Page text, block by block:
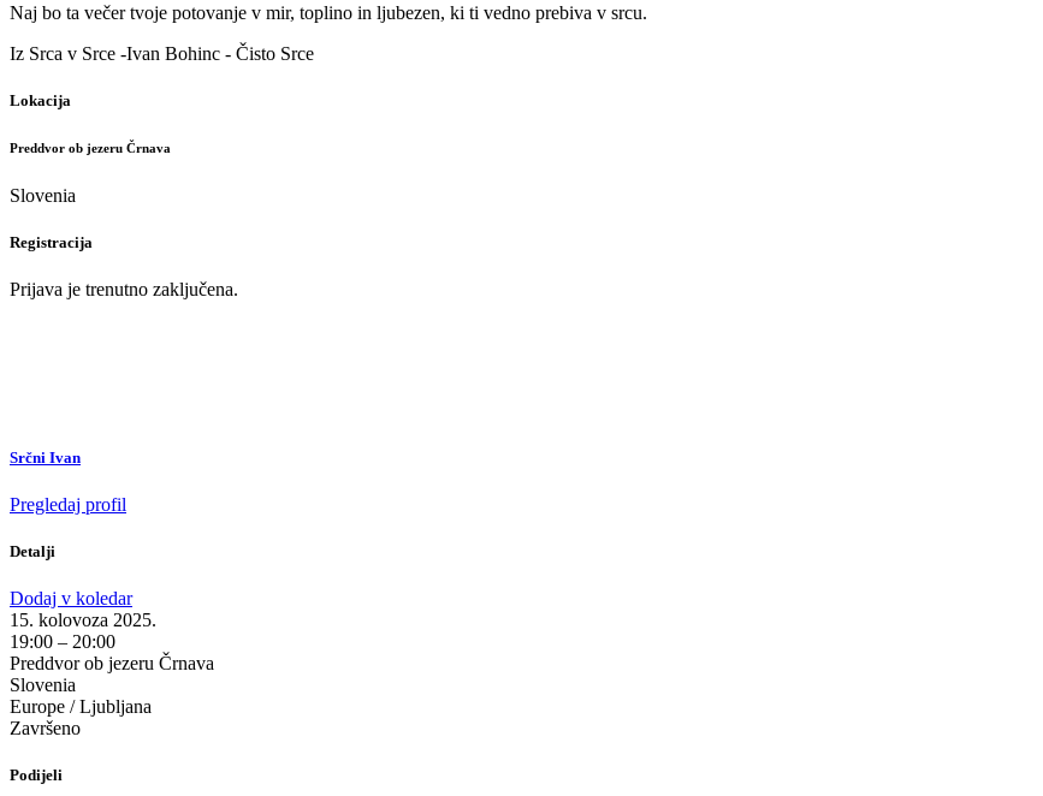
Naj bo ta večer tvoje potovanje v mir, toplino in ljubezen, ki ti vedno prebiva v srcu.
Iz Srca v Srce -Ivan Bohinc - Čisto Srce
Lokacija
Preddvor ob jezeru Črnava
Slovenia
Registracija
Prijava je trenutno zaključena.
Srčni Ivan
Pregledaj profil
Detalji
Dodaj v koledar
15. kolovoza 2025.
19:00 – 20:00
Preddvor ob jezeru Črnava
Slovenia
Europe / Ljubljana
Završeno
Podijeli